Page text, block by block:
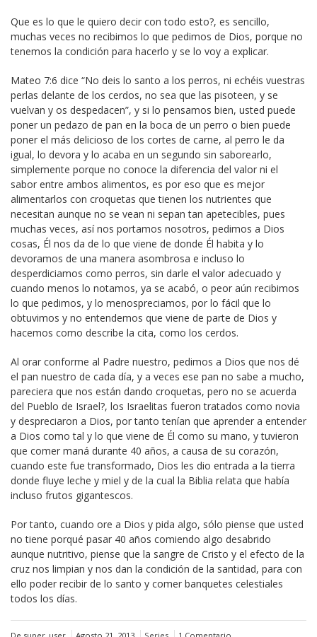
Que es lo que le quiero decir con todo esto?, es sencillo,
muchas veces no recibimos lo que pedimos de Dios, porque no
tenemos la condición para hacerlo y se lo voy a explicar.
Mateo 7:6 dice “No deis lo santo a los perros, ni echéis vuestras
perlas delante de los cerdos, no sea que las pisoteen, y se
vuelvan y os despedacen”, y si lo pensamos bien, usted puede
poner un pedazo de pan en la boca de un perro o bien puede
poner el más delicioso de los cortes de carne, al perro le da
igual, lo devora y lo acaba en un segundo sin saborearlo,
simplemente porque no conoce la diferencia del valor ni el
sabor entre ambos alimentos, es por eso que es mejor
alimentarlos con croquetas que tienen los nutrientes que
necesitan aunque no se vean ni sepan tan apetecibles, pues
muchas veces, así nos portamos nosotros, pedimos a Dios
cosas, Él nos da de lo que viene de donde Él habita y lo
devoramos de una manera asombrosa e incluso lo
desperdiciamos como perros, sin darle el valor adecuado y
cuando menos lo notamos, ya se acabó, o peor aún recibimos
lo que pedimos, y lo menospreciamos, por lo fácil que lo
obtuvimos y no entendemos que viene de parte de Dios y
hacemos como describe la cita, como los cerdos.
Al orar conforme al Padre nuestro, pedimos a Dios que nos dé
el pan nuestro de cada día, y a veces ese pan no sabe a mucho,
pareciera que nos están dando croquetas, pero no se acuerda
del Pueblo de Israel?, los Israelitas fueron tratados como novia
y despreciaron a Dios, por tanto tenían que aprender a entender
a Dios como tal y lo que viene de Él como su mano, y tuvieron
que comer maná durante 40 años, a causa de su corazón,
cuando este fue transformado, Dios les dio entrada a la tierra
donde fluye leche y miel y de la cual la Biblia relata que había
incluso frutos gigantescos.
Por tanto, cuando ore a Dios y pida algo, sólo piense que usted
no tiene porqué pasar 40 años comiendo algo desabrido
aunque nutritivo, piense que la sangre de Cristo y el efecto de la
cruz nos limpian y nos dan la condición de la santidad, para con
ello poder recibir de lo santo y comer banquetes celestiales
todos los días.